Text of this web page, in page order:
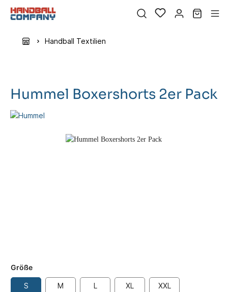
Handball Textilien
Hummel Boxershorts 2er Pack
Größe
S M L XL XXL